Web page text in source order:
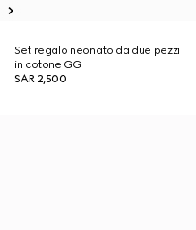
Set regalo neonato da due pezzi
in cotone GG
SAR 2,500